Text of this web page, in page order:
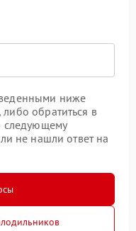
ниже
обратиться в
следующему
не нашли ответ на